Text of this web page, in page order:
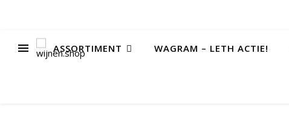
ASSORTIMENT WAGRAM – LETH ACTIE!